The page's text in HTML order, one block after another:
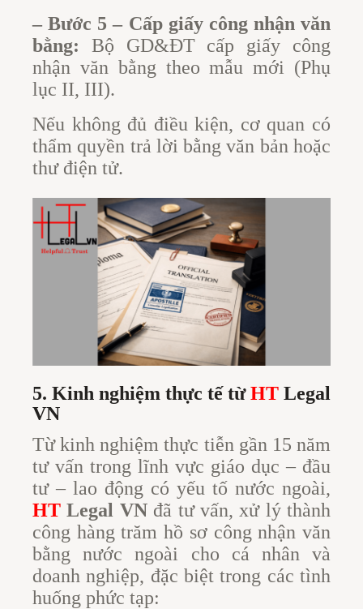
– Bước 5 – Cấp giấy công nhận văn
bằng: Bộ GD&ĐT cấp giấy công
nhận văn bằng theo mẫu mới (Phụ
lục II, III).
Nếu không đủ điều kiện, cơ quan có
thẩm quyền trả lời bằng văn bản hoặc
thư điện tử.
5. Kinh nghiệm thực tế từHT Legal
VN
Từ kinh nghiệm thực tiễn gần 15 năm
tư vấn trong lĩnh vực giáo dục – đầu
tư – lao động có yếu tố nước ngoài,
HT Legal VNđã tư vấn, xử lý thành
công hàng trăm hồ sơ công nhận văn
bằng nước ngoài cho cá nhân và
doanh nghiệp, đặc biệt trong các tình
huống phức tạp: